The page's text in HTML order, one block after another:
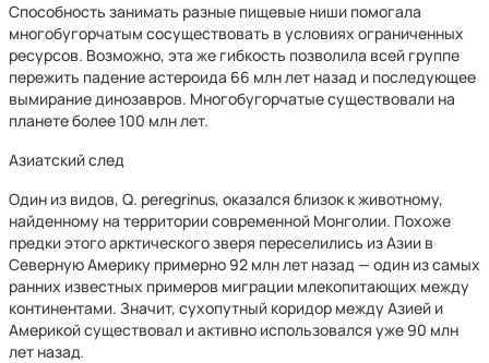
Способность занимать разные пищевые ниши помогала
многобугорчатым сосуществовать в условиях ограниченных
ресурсов. Возможно, эта же гибкость позволила всей группе
пережить падение астероида 66 млн лет назад и последующее
вымирание динозавров. Многобугорчатые существовали на
планете более 100 млн лет.
Азиатский след
Один из видов, Q. peregrinus, оказался близок к животному,
найденному на территории современной Монголии. Похоже
предки этого арктического зверя переселились из Азии в
Северную Америку примерно 92 млн лет назад — один из самых
ранних известных примеров миграции млекопитающих между
континентами. Значит, сухопутный коридор между Азией и
Америкой существовал и активно использовался уже 90 млн
лет назад.